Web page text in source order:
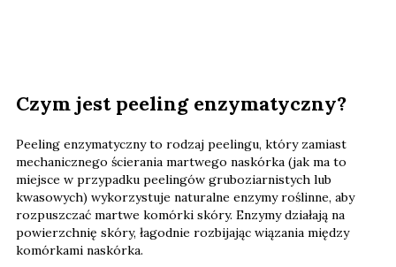
Czym jest peeling enzymatyczny?
Peeling enzymatyczny to rodzaj peelingu, który zamiast
mechanicznego ścierania martwego naskórka (jak ma to
miejsce w przypadku peelingów gruboziarnistych lub
kwasowych) wykorzystuje naturalne enzymy roślinne, aby
rozpuszczać martwe komórki skóry. Enzymy działają na
powierzchnię skóry, łagodnie rozbijając wiązania między
komórkami naskórka.